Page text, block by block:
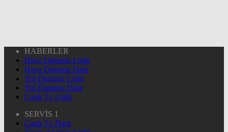
HABERLER
Hava Durumu Light
Hava Durumu Dark
Yol Durumu Light
Yol Durumu Dark
Canlı Tv Light
SERVİS 1
Canlı Tv Dark